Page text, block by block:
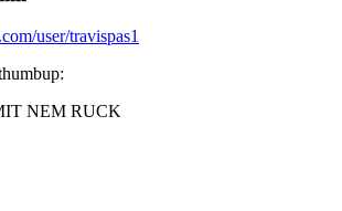
user/travispas1
NEM RUCK